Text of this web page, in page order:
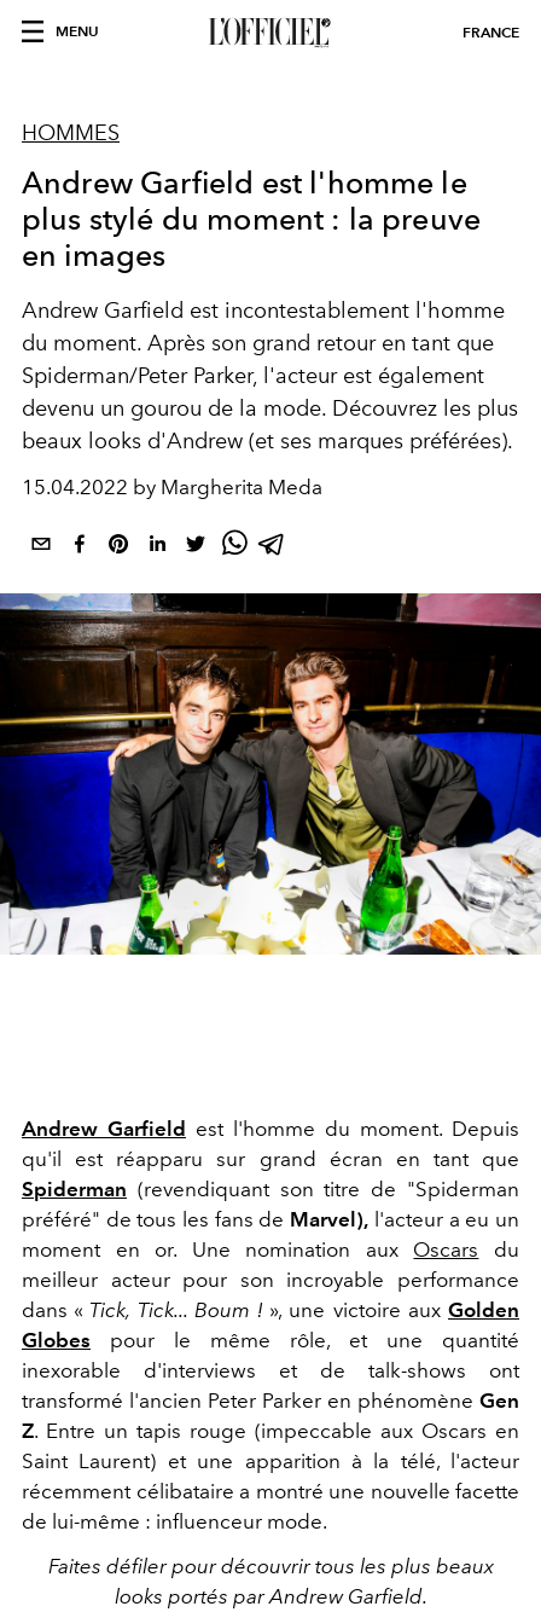
MENU FRANCE
HOMMES
Andrew Garfield est l'homme le
plus stylé du moment : la preuve
en images
Andrew Garfield est incontestablement l'homme
du moment. Après son grand retour en tant que
Spiderman/Peter Parker, l'acteur est également
devenu un gourou de la mode. Découvrez les plus
beaux looks d'Andrew (et ses marques préférées).
15.04.2022 by Margherita Meda
Andrew Garfield est l'homme du moment. Depuis
qu'il est réapparu sur grand écran en tant que
Spiderman (revendiquant son titre de "Spiderman
préféré" de tous les fans de Marvel), l'acteur a eu un
moment en or. Une nomination aux Oscars du
meilleur acteur pour son incroyable performance
dans « Tick, Tick... Boum ! », une victoire auxGolden
Globes pour le même rôle, et une quantité
inexorable d'interviews et de talk-shows ont
transformé l'ancien Peter Parker en phénomène Gen
Z. Entre un tapis rouge (impeccable aux Oscars en
Saint Laurent) et une apparition à la télé, l'acteur
récemment célibataire a montré une nouvelle facette
de lui-même : influenceur mode.
Faites défiler pour découvrir tous les plus beaux
looks portés par Andrew Garfield.